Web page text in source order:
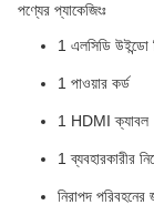
পণ্যের প্যাকেজিংঃ
1 এলসিডি উইন্ডো
1 পাওয়ার কর্ড
1 HDMI ক্যাবল
1 ব্যবহারকারীর
নিরাপদ পরিবহনের